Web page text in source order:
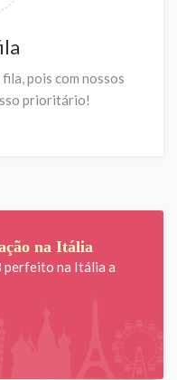
pois com nossos
prioritário!
na Itália
perfeito na Itália a